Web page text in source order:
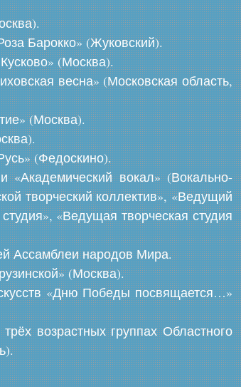
Барокко» (Жуковский).
(Москва).
весна» (Московская область,
(Москва).
(Федоскино).
«Академический вокал» (Вокально-
творческий коллектив», «Ведущий
«Ведущая творческая студия
Ассамблеи народов Мира.
(Москва).
«Дню Победы посвящается…»
возрастных группах Областного